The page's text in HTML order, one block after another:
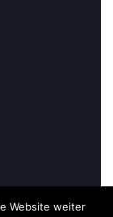
Website weiter